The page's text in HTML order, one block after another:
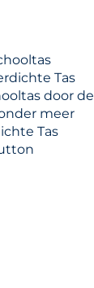
Tas
door de
meer
Tas